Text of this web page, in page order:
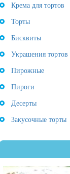
Крема для тортов
Торты
Бисквиты
Украшения тортов
Пирожные
Пироги
Десерты
Закусочные торты